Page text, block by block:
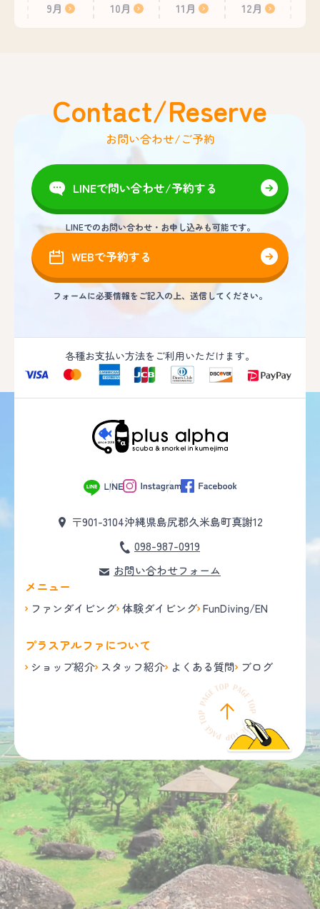
9月
10月 11月 12月
Contact/Reserve
お問い合わせ/ご予約
LINEで問い合わせ/予約する
LINEでのお問い合わせ・お申し込みも可能です。
WEBで予約する
フォームに必要情報をご記入の上、送信してください。
各種お支払い方法をご利用いただけます。
〒901-3104沖縄県島尻郡久米島町真謝12
098-987-0919
お問い合わせフォーム
メニュー
ファンダイビング 体験ダイビング FunDiving/EN
プラスアルファについて
ショップ紹介 スタッフ紹介 よくある質問 ブログ